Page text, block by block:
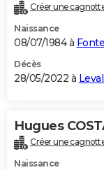
Créer une
Naissance
08/07/1984 à
Décès
28/05/2022 à
Hugues
Créer une
Naissance